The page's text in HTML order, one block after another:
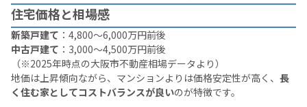
住宅価格と相場感
新築戸建て ：4,800〜6,000万円前後
中古戸建て ：3,000〜4,500万円前後
（※2025年時点の大阪市不動産相場データより）
地価は上昇傾向ながら、マンションよりは価格安定性が高く、長
く住む家としてコストバランスが良いのが特徴です。